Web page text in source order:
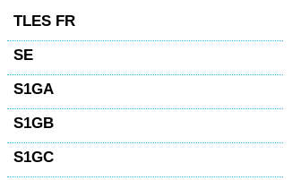
TLES FR
SE
S1GA
S1GB
S1GC